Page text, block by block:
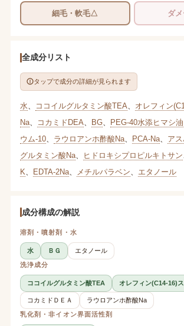
細毛・軟毛△ ダ
全成分リスト
タップで成分の詳細が見られます
水 ココイルグルタミン酸TEA
オレフィン
Na、 コカミドDEA BG、 PEG-40水添ヒマシ油
ウム-10、 ラウロアンホ酢酸Na、 PCA-Na、 ア
グルタミン酸Na、 ヒドロキシプロピルキトサン
K
EDTA-2Na、 メチルパラベン エタノール
成分構成の解説
溶剤・噴射剤・水
水 ＢＧ
エタノール
洗浄成分
ココイルグルタミン酸TEA オレフィン(C14-16)
コカミドＤＥＡ
ラウロアンホ酢酸Na
乳化剤・非イオン界面活性剤